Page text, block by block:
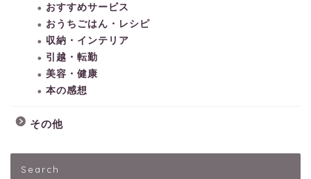
おすすめサービス
おうちごはん・レシピ
収納・インテリア
引越・転勤
美容・健康
本の感想
その他
Search